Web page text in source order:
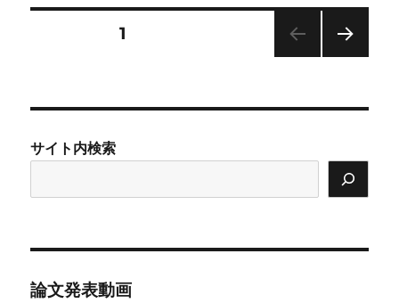
の
ペ
ー
ジ
送
固定ページ1
サイト内検索
論文発表動画